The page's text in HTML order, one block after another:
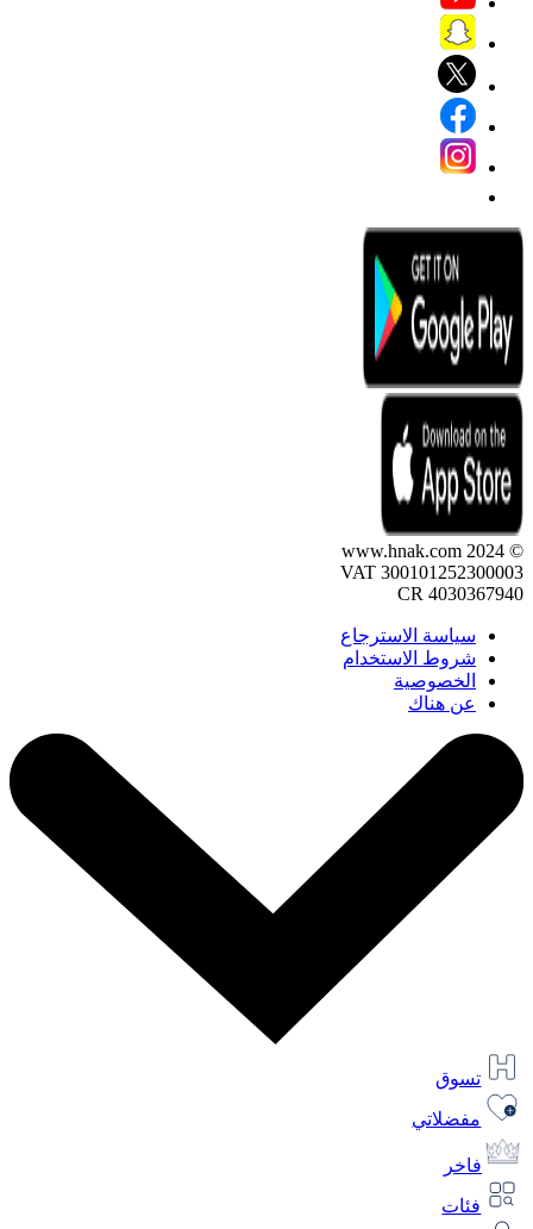
© 2024 www.hnak.com
VAT 300101252300003
CR 4030367940
سياسة الاسترجاع
شروط الاستخدام
الخصوصية
عن هناك
تسوق
مفضلاتي
فاخر
فئات